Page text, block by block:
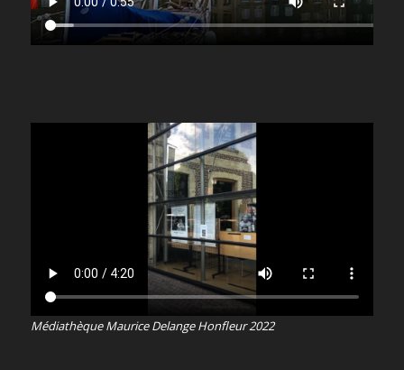
Médiathèque Maurice Delange Honfleur 2022